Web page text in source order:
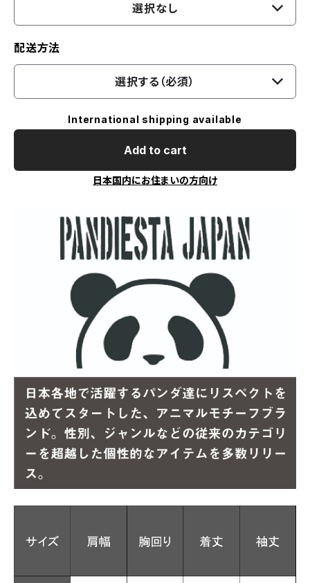
選択なし
配送方法
選択する（必須）
International shipping available
Add to cart
日本国内にお住まいの方向け